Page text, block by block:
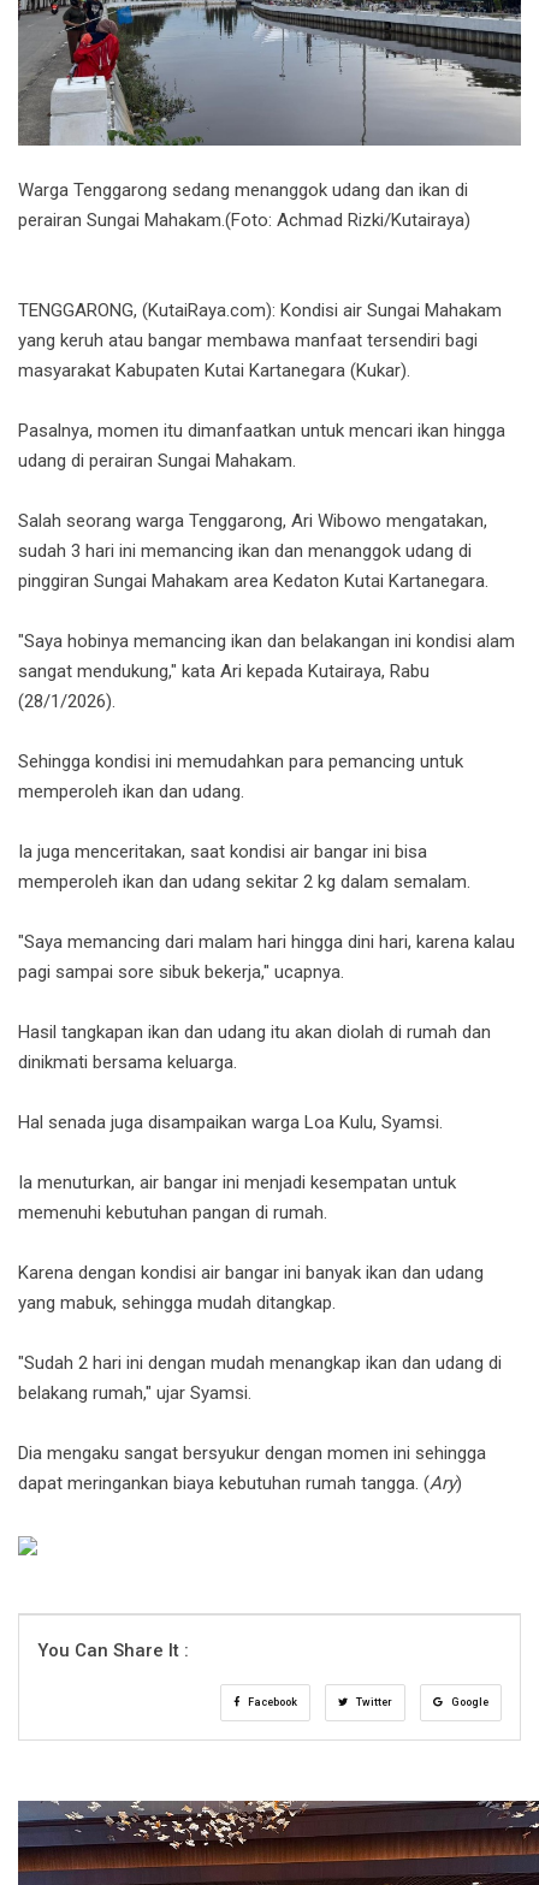
Warga Tenggarong sedang menanggok udang dan ikan di
perairan Sungai Mahakam.(Foto: Achmad Rizki/Kutairaya)
TENGGARONG, (KutaiRaya.com): Kondisi air Sungai Mahakam
yang keruh atau bangar membawa manfaat tersendiri bagi
masyarakat Kabupaten Kutai Kartanegara (Kukar).
Pasalnya, momen itu dimanfaatkan untuk mencari ikan hingga
udang di perairan Sungai Mahakam.
Salah seorang warga Tenggarong, Ari Wibowo mengatakan,
sudah 3 hari ini memancing ikan dan menanggok udang di
pinggiran Sungai Mahakam area Kedaton Kutai Kartanegara.
"Saya hobinya memancing ikan dan belakangan ini kondisi alam
sangat mendukung," kata Ari kepada Kutairaya, Rabu
(28/1/2026).
Sehingga kondisi ini memudahkan para pemancing untuk
memperoleh ikan dan udang.
Ia juga menceritakan, saat kondisi air bangar ini bisa
memperoleh ikan dan udang sekitar 2 kg dalam semalam.
"Saya memancing dari malam hari hingga dini hari, karena kalau
pagi sampai sore sibuk bekerja," ucapnya.
Hasil tangkapan ikan dan udang itu akan diolah di rumah dan
dinikmati bersama keluarga.
Hal senada juga disampaikan warga Loa Kulu, Syamsi.
Ia menuturkan, air bangar ini menjadi kesempatan untuk
memenuhi kebutuhan pangan di rumah.
Karena dengan kondisi air bangar ini banyak ikan dan udang
yang mabuk, sehingga mudah ditangkap.
"Sudah 2 hari ini dengan mudah menangkap ikan dan udang di
belakang rumah," ujar Syamsi.
Dia mengaku sangat bersyukur dengan momen ini sehingga
dapat meringankan biaya kebutuhan rumah tangga. (Ary)
You Can Share It :
Facebook Twitter Google